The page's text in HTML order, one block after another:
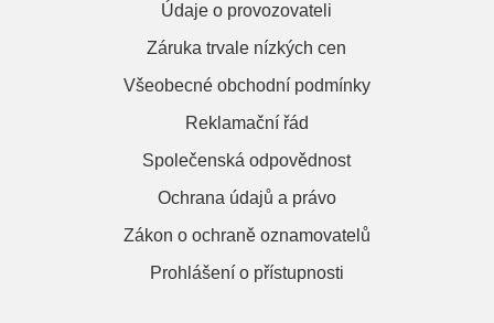
Údaje o provozovateli
Záruka trvale nízkých cen
Všeobecné obchodní podmínky
Reklamační řád
Společenská odpovědnost
Ochrana údajů a právo
Zákon o ochraně oznamovatelů
Prohlášení o přístupnosti